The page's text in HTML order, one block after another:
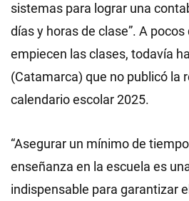
sistemas para lograr una
días y horas de clase”. A pocos
empiecen las clases, todavía
(Catamarca) que no publicó la
calendario escolar 2025.
“Asegurar un mínimo de
enseñanza en la escuela es
indispensable para garantizar